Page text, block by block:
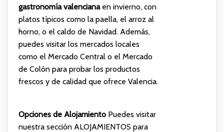
gastronomía valencianaen invierno, con
platos típicos como la paella, el arroz al
horno, o el caldo de Navidad. Además,
puedes visitar los mercados locales
como el Mercado Central o el Mercado
de Colón para probar los productos
frescos y de calidad que ofrece Valencia.
Opciones de AlojamientoPuedes visitar
nuestra sección ALOJAMIENTOS para